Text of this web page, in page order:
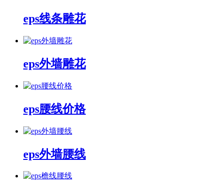
eps线条雕花
eps外墙雕花
eps腰线价格
eps外墙腰线